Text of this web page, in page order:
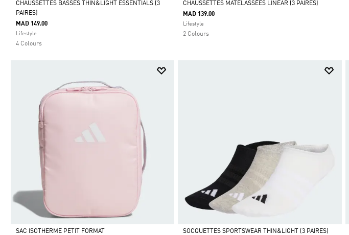
Selected
CHAUSSETTES BASSES THIN&LIGHT ESSENTIALS (3
PAIRES)
MAD 149.00
Lifestyle
4 Colours
Selected
CHAUSSETTES MATELASSÉES LINEAR (3 PAIRES)
MAD 139.00
Lifestyle
2 Colours
SAC ISOTHERME PETIT FORMAT
SOCQUETTES SPORTSWEAR THIN&LIGHT (3 PAIRES)